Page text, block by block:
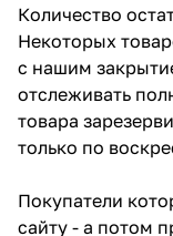
Количество
Некоторых
с нашим
отслеживать
товара
только по
Покупатели
сайту - а потом